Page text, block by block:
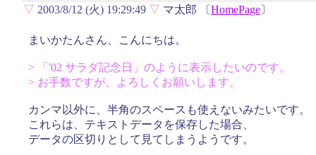
▽ 2003/8/12 (火) 19:29:49 ▽ マ太郎 〔HomePage〕
まいかたんさん、こんにちは。
> 「'02 サラダ記念日」のように表示したいのです。
> お手数ですが、よろしくお願いします。
カンマ以外に、半角のスペースも使えないみたいです。
これらは、テキストデータを保存した場合、
データの区切りとして見てしまうようです。